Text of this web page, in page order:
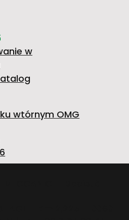
w
wtórnym OMG